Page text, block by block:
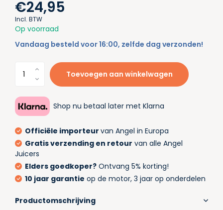
€24,95
Incl. BTW
Op voorraad
Vandaag besteld voor 16:00, zelfde dag verzonden!
Toevoegen aan winkelwagen
Shop nu betaal later met Klarna
Officiële importeur van Angel in Europa
Gratis verzending en retour van alle Angel
Juicers
Elders goedkoper? Ontvang 5% korting!
10 jaar garantie op de motor, 3 jaar op onderdelen
Productomschrijving